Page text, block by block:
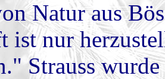
Natur aus
ist nur
Strauss